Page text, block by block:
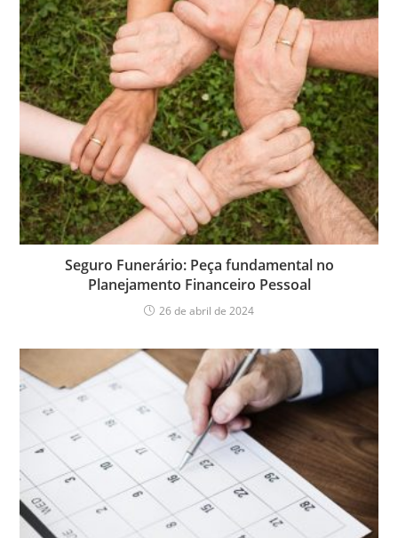
Seguro Funerário: Peça fundamental no
Planejamento Financeiro Pessoal
26 de abril de 2024